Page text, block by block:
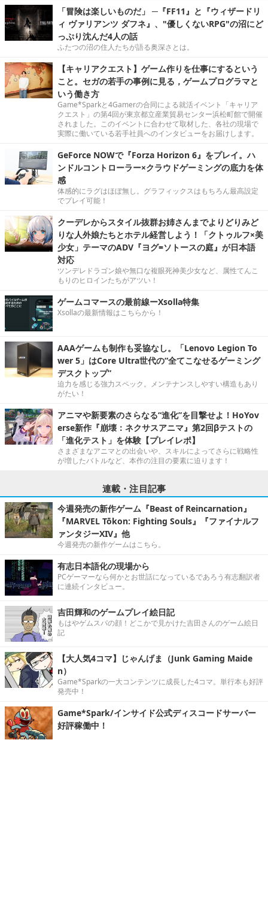
「冒険は楽しいものだ」 ─『FF11』と『ウィザードリ
ィ ヴァリアンツ ダフネ』、"優しくないRPG"の沼にど
っぷり沈んだ4人の話
ふたつの沼の住人たちが語る奥深さとは。
【キャリアクエスト】ゲーム作りを仕事にするという
こと。セガの若手の事例に見る，ゲームプログラマと
いう働き方
Game*Sparkと4Gamerの合同による就活イベント「キャリア
クエスト」の第4回が東京都立産業貿易センター浜松町館で開催
されました。このイベントに合わせて取材した、各社の現場で
実際に働いている若手社員へのインタビューをお届けします。
GeForce NOWで『Forza Horizon 6』をプレイ。ハ
ンドルコントローラー×クラウドゲーミングの底力を体
感
体感的にラグはほぼ無し。グラフィックスはもちろん最高設定
でプレイ可能！
クーデレからスタイル抜群お姉さんまでよりどりみど
りな人外娘たちとホテル経営しよう！「クトゥルフ×美
少女」テーマのADV『ヨグ=ソトースの庭』が日本語
対応
ツンデレドラゴン娘や無口な複眼死神美少女など、属性てんこ
もりのヒロインたちがアツい！
ゲームコマースの最前線ーXsolla特集
Xsollaの最新情報はこちらから！
AAAゲームも制作も妥協なし。「Lenovo Legion To
wer 5」はCore Ultra世代の“全てこなせるゲーミング
デスクトップ”
迫力を感じる強力スペック。メンテナンスしやすい構造もあり
がたい！
アニマや新要素のさらなる“進化”を目撃せよ！HoYov
erse新作『崩壊：ネクサスアニマ』第2回βテストの
「進化テスト」を体験【プレイレポ】
さまざまなアニマとの出会いや、スキルによってさらに戦略性
が増したバトルなど、本作の注目の要素に迫ります！
連載・注目記事
今週発売の新作ゲーム『Beast of Reincarnation』
『MARVEL Tōkon: Fighting Souls』『ファイナルフ
ァンタジーXIV』他
今週発売の新作ゲームはこちら。
有志日本語化の現場から
PCゲーマーなら何かとお世話になっているであろう有志翻訳者
に連続インタビュー。
吉田輝和のゲームプレイ絵日記
もはやゲムスパの顔！どこかで見かけた吉田さんのゲーム絵日
記
【大人気4コマ】じゃんげま（Junk Gaming Maide
n）
Game*Sparkの一大コンテンツに成長した4コマ。単行本も好評
発売中！
Game*Spark/インサイド公式ディスコードサーバー
好評稼働中！